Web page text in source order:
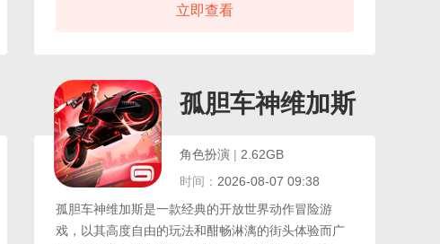
不仅忠实还原了原作中广袤无垠的地图、丰富多样的
冒险之旅。
立即查看
孤胆车神维加斯
角色扮演 | 2.62GB
时间： 2026-08-07 09:38
孤胆车神维加斯是一款经典的开放世界动作冒险游
戏，以其高度自由的玩法和酣畅淋漓的街头体验而广